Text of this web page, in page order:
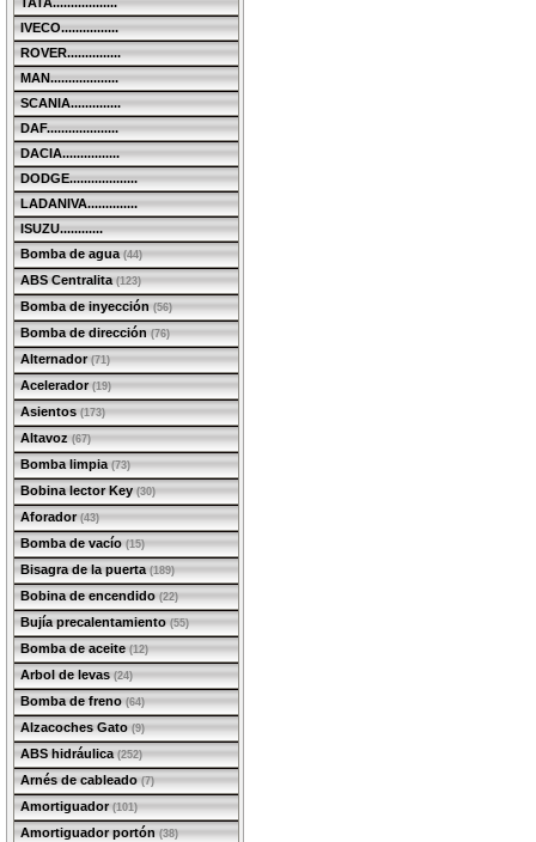
IVECO................
ROVER...............
MAN...................
SCANIA..............
DAF....................
DACIA................
DODGE...................
LADANIVA..............
ISUZU............
Bomba de agua (44)
ABS Centralita (123)
Bomba de inyección (56)
Bomba de dirección (76)
Alternador (71)
Acelerador (19)
Asientos (173)
Altavoz (67)
Bomba limpia (73)
Bobina lector Key (30)
Aforador (43)
Bomba de vacío (15)
Bisagra de la puerta (189)
Bobina de encendido (22)
Bujía precalentamiento (55)
Bomba de aceite (12)
Arbol de levas (24)
Bomba de freno (64)
Alzacoches Gato (9)
ABS hidráulica (252)
Arnés de cableado (7)
Amortiguador (101)
Amortiguador portón (38)